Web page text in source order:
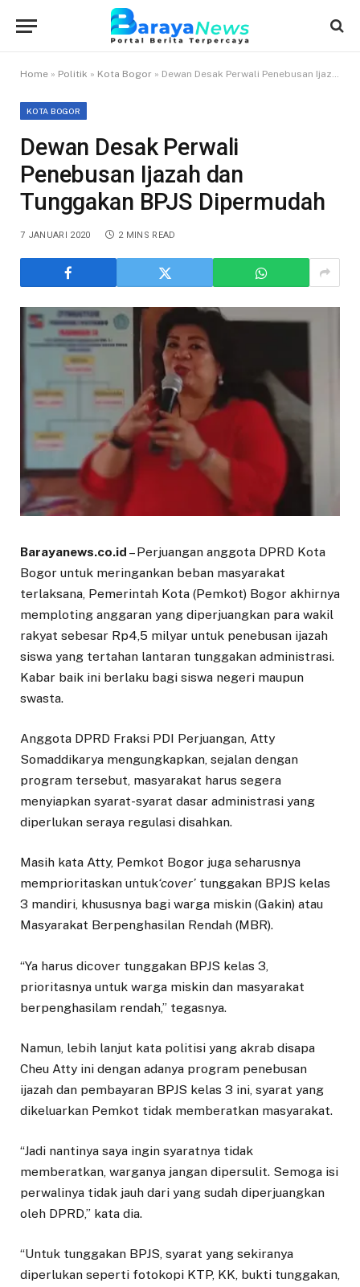
Home » Politik » Kota Bogor » Dewan Desak Perwali Penebusan Ijazah dan Tunggakan BPJS Dipermudah
KOTA BOGOR
Dewan Desak Perwali
Penebusan Ijazah dan
Tunggakan BPJS Dipermudah
7 JANUARI 2020 2 MINS READ
Barayanews.co.id – Perjuangan anggota DPRD Kota
Bogor untuk meringankan beban masyarakat
terlaksana, Pemerintah Kota (Pemkot) Bogor akhirnya
memploting anggaran yang diperjuangkan para wakil
rakyat sebesar Rp4,5 milyar untuk penebusan ijazah
siswa yang tertahan lantaran tunggakan administrasi.
Kabar baik ini berlaku bagi siswa negeri maupun
swasta.
Anggota DPRD Fraksi PDI Perjuangan, Atty
Somaddikarya mengungkapkan, sejalan dengan
program tersebut, masyarakat harus segera
menyiapkan syarat-syarat dasar administrasi yang
diperlukan seraya regulasi disahkan.
Masih kata Atty, Pemkot Bogor juga seharusnya
memprioritaskan untuk‘cover’ tunggakan BPJS kelas
3 mandiri, khususnya bagi warga miskin (Gakin) atau
Masyarakat Berpenghasilan Rendah (MBR).
“Ya harus dicover tunggakan BPJS kelas 3,
prioritasnya untuk warga miskin dan masyarakat
berpenghasilam rendah,” tegasnya.
Namun, lebih lanjut kata politisi yang akrab disapa
Cheu Atty ini dengan adanya program penebusan
ijazah dan pembayaran BPJS kelas 3 ini, syarat yang
dikeluarkan Pemkot tidak memberatkan masyarakat.
“Jadi nantinya saya ingin syaratnya tidak
memberatkan, warganya jangan dipersulit. Semoga isi
perwalinya tidak jauh dari yang sudah diperjuangkan
oleh DPRD,” kata dia.
“Untuk tunggakan BPJS, syarat yang sekiranya
diperlukan seperti fotokopi KTP, KK, bukti tunggakan,